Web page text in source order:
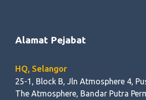
Alamat Pejabat
HQ, Selangor
25-1, Block B, Jln Atmosphere 4,
The Atmosphere, Bandar Putra